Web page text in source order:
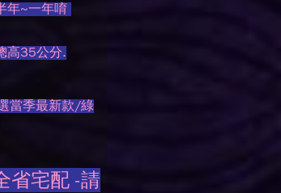
年~一年唷
高35公分.
當季最新款/綠
省宅配 -請